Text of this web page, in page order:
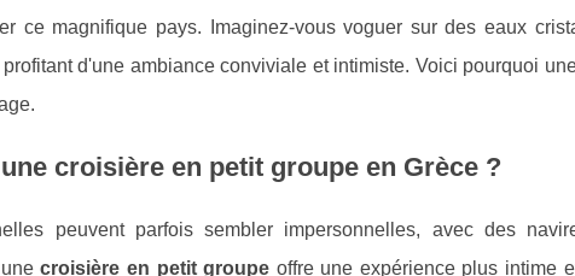
ce magnifique pays. Imaginez-vous voguer sur des eaux
d'une ambiance conviviale et intimiste. Voici pourquoi
croisière en petit groupe en Grèce ?
peuvent parfois sembler impersonnelles, avec des
unecroisière en petit groupe offre une expérience plus intime